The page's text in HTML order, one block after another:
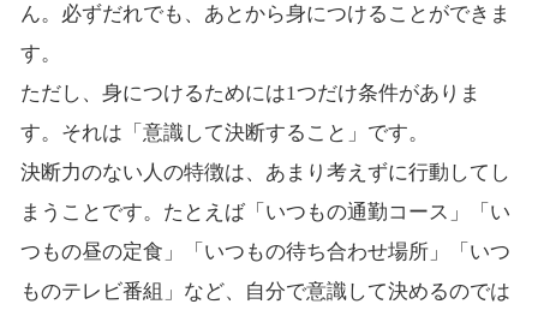
ん。必ずだれでも、あとから身につけることができま
す。
ただし、身につけるためには1つだけ条件がありま
す。それは「意識して決断すること」です。
決断力のない人の特徴は、あまり考えずに行動してし
まうことです。たとえば「いつもの通勤コース」「い
つもの昼の定食」「いつもの待ち合わせ場所」「いつ
ものテレビ番組」など、自分で意識して決めるのでは